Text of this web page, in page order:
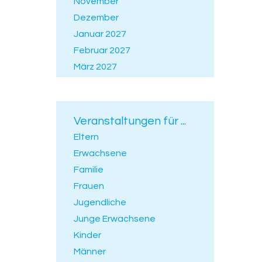
Dezember
Januar 2027
Februar 2027
März 2027
Mai 2027
Juni 2027
Juli 2027
Veranstaltungen für ...
Eltern
Erwachsene
Familie
Frauen
Jugendliche
Junge Erwachsene
Kinder
Männer